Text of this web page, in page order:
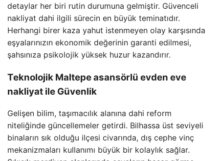
detaylar her biri rutin durumuna gelmiştir. Güvenceli
nakliyat dahi ilgili sürecin en büyük teminatıdır.
Herhangi birer kaza yahut istenmeyen olay karşısında
eşyalarınızın ekonomik değerinin garanti edilmesi,
şahsınıza psikolojik yüksek huzur kazandırır.
Teknolojik Maltepe asansörlü evden eve
nakliyat ile Güvenlik
Gelişen bilim, taşımacılık alanına dahi reform
niteliğinde güncellemeler getirdi. Bilhassa üst seviyeli
binaların sık olduğu ilçesi civarında, dış cephe vinç
mekanizmaları kullanımı büyük bir kolaylık sağlar.